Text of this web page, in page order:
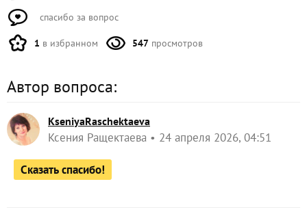
спасибо за вопрос
1 в избранном 547 просмотров
Автор вопроса:
KseniyaRaschektaeva
Ксения Ращектаева 24 апреля 2026, 04:51
Сказать спасибо!